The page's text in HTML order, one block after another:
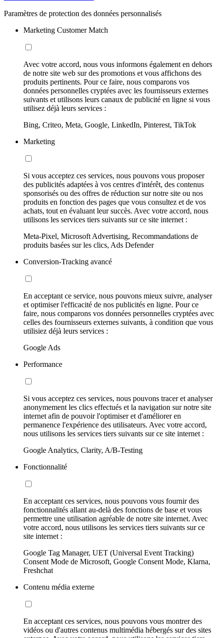
Paramètres de protection des données personnalisés
Marketing Customer Match
Avec votre accord, nous vous informons également en dehors
de notre site web sur des promotions et vous affichons des
produits pertinents. Pour ce faire, nous comparons vos
données personnelles cryptées avec les fournisseurs externes
suivants et utilisons leurs canaux de publicité en ligne si vous
utilisez déjà leurs services :
Bing, Criteo, Meta, Google, LinkedIn, Pinterest, TikTok
Marketing
Si vous acceptez ces services, nous pouvons vous proposer
des publicités adaptées à vos centres d'intérêt, des contenus
sponsorisés ou des offres de réduction sur notre site ou nos
produits en fonction des pages que vous consultez et de vos
achats, tout en évaluant leur succès. Avec votre accord, nous
utilisons les services tiers suivants sur ce site internet :
Meta-Pixel, Microsoft Advertising, Recommandations de
produits basées sur les clics, Ads Defender
Conversion-Tracking avancé
En acceptant ce service, nous pouvons mieux suivre, analyser
et optimiser l'efficacité de nos publicités en ligne. Pour ce
faire, nous comparons vos données personnelles cryptées avec
celles des fournisseurs externes suivants, à condition que vous
utilisiez déjà leurs services :
Google Ads
Performance
Si vous acceptez ces services, nous pouvons tracer et analyser
anonymement les clics effectués et la navigation sur notre site
internet afin de pouvoir l'optimiser et d'améliorer en
permanence l'expérience des utilisateurs. Avec votre accord,
nous utilisons les services tiers suivants sur ce site internet :
Google Analytics, Clarity, A/B-Testing
Fonctionnalité
En acceptant ces services, nous pouvons vous fournir des
fonctionnalités allant au-delà des fonctions de base et vous
permettre une utilisation agréable de notre site internet. Avec
votre accord, nous utilisons les services tiers suivants sur ce
site internet :
Google Tag Manager, UET (Universal Event Tracking)
Consent Mode de Microsoft, Google Consent Mode, Klarna,
Freshchat
Contenu média externe
En acceptant ces services, nous pouvons vous montrer des
vidéos ou d'autres contenus multimédia hébergés sur des sites